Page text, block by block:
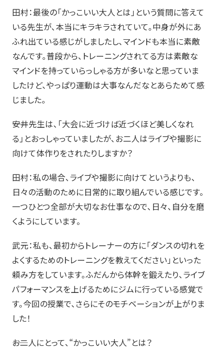
田村：最後の「かっこいい大人とは」という質問に答えて
いる先生が、本当にキラキラされていて。中身が外にあ
ふれ出ている感じがしましたし、マインドも本当に素敵
なんです。普段から、トレーニングされてる方は素敵な
マインドを持っていらっしゃる方が多いなと思っていま
したけど、やっぱり運動は大事なんだなとあらためて感
じました。
――安井先生は、「大会に近づけば近づくほど美しくなれ
る」とおっしゃっていましたが、お二人はライブや撮影に
向けて体作りをされたりしますか？
田村：私の場合、ライブや撮影に向けてというよりも、
日々の活動のために日常的に取り組んでいる感じです。
一つひとつ全部が大切なお仕事なので、日々、自分を磨
くようにしています。
武元：私も、最初からトレーナーの方に「ダンスの切れを
よくするためのトレーニングを教えてください」といった
頼み方をしています。ふだんから体幹を鍛えたり、ライブ
パフォーマンスを上げるためにジムに行っている感覚で
す。今回の授業で、さらにそのモチベーションが上がりま
した！
――お二人にとって、“かっこいい大人”とは？